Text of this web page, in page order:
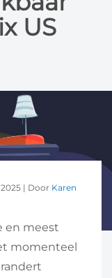
US
| Door Karen
en meest
momenteel